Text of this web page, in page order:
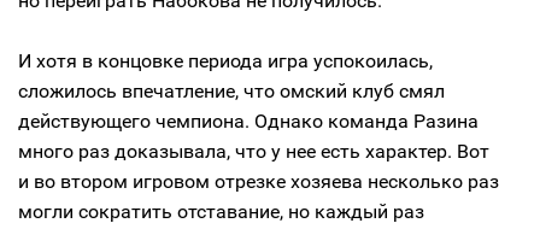
И хотя в концовке периода игра успокоилась,
сложилось впечатление, что омский клуб смял
действующего чемпиона. Однако команда Разина
много раз доказывала, что у нее есть характер. Вот
и во втором игровом отрезке хозяева несколько раз
могли сократить отставание, но каждый раз